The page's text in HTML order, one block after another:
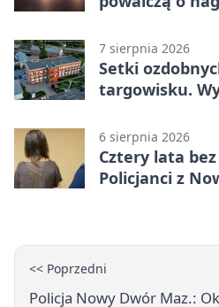
7 sierpnia 2026
Setki
targowisku.
6 sierpnia 2026
Cztery lata
Policjanci z
<< Poprzedni
Policja Nowy Dwór Maz.: